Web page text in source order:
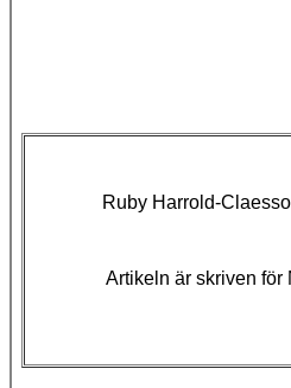
Ruby Harrold-
Artikeln är skriven för